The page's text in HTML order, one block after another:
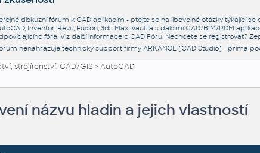
diskuzní fórum k CAD aplikacím - ptejte se na libovolné otázky týkající
Inventor, Revit, Fusion, 3ds Max, Vault a s dalšími CAD/BIM/PDM
fóra. Viz další informace o CAD Fóru. Nechcete se registrovat?
nenahrazuje technický support firmy ARKANCE (CAD Studio) - přímá
strojírenství, CAD/GIS>AutoCAD
názvu hladin a jejich vlastností